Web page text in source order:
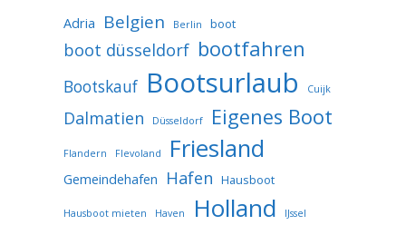
Adria Belgien Berlin boot
boot düsseldorf bootfahren
Bootskauf Bootsurlaub Cuijk
Dalmatien Düsseldorf Eigenes Boot
Flandern Flevoland Friesland
Gemeindehafen Hafen Hausboot
Hausboot mieten Haven Holland IJssel